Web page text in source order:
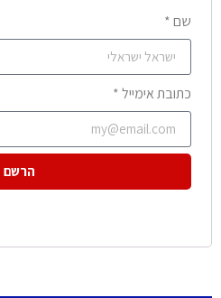
שם *
כתובת אימייל *
הרשם